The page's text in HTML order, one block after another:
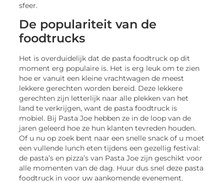
sfeer.
De populariteit van de
foodtrucks
Het is overduidelijk dat de pasta foodtruck op dit
moment erg populaire is. Het is erg leuk om te zien
hoe er vanuit een kleine vrachtwagen de meest
lekkere gerechten worden bereid. Deze lekkere
gerechten zijn letterlijk naar alle plekken van het
land te verkrijgen, want de pasta foodtruck is
mobiel. Bij Pasta Joe hebben ze in de loop van de
jaren geleerd hoe ze hun klanten tevreden houden.
Of u nu op zoek bent naar een snelle snack of u moet
een vullende lunch eten tijdens een gezellig festival:
de pasta’s en pizza’s van Pasta Joe zijn geschikt voor
alle momenten van de dag. Huur dus snel deze pasta
foodtruck in voor uw aankomende evenement.